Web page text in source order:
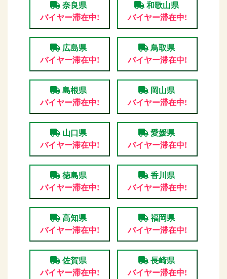
奈良県
バイヤー滞在中!
和歌山県
バイヤー滞在中!
広島県
バイヤー滞在中!
鳥取県
バイヤー滞在中!
島根県
バイヤー滞在中!
岡山県
バイヤー滞在中!
山口県
バイヤー滞在中!
愛媛県
バイヤー滞在中!
徳島県
バイヤー滞在中!
香川県
バイヤー滞在中!
高知県
バイヤー滞在中!
福岡県
バイヤー滞在中!
佐賀県
バイヤー滞在中!
長崎県
バイヤー滞在中!